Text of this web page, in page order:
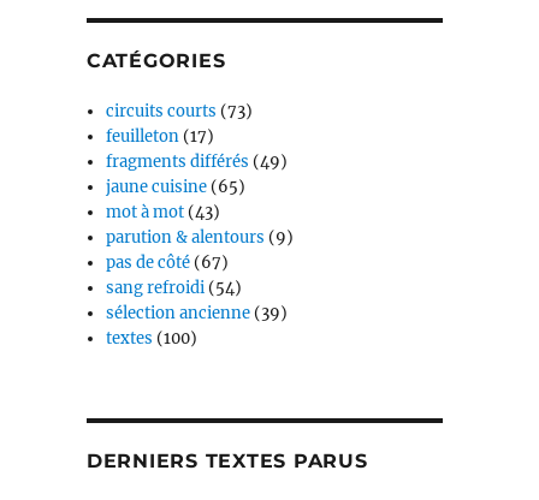
CATÉGORIES
circuits courts (73)
feuilleton (17)
fragments différés (49)
jaune cuisine (65)
mot à mot (43)
parution & alentours (9)
pas de côté (67)
sang refroidi (54)
sélection ancienne (39)
textes (100)
DERNIERS TEXTES PARUS